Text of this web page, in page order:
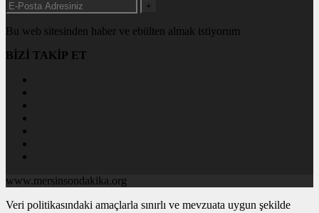
+
Bu web sitesinden haber ve ebülten almak istiyorum
BİZİ TAKİP ET
www.mersinsondakika.org
Veri politikasındaki amaçlarla sınırlı ve mevzuata uygun şekilde